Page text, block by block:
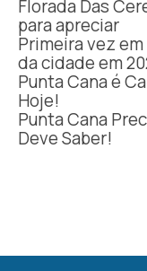
Florada Das
para apreciar
Primeira vez
da cidade em
Punta Cana é
Hoje!
Punta Cana
Deve Saber!